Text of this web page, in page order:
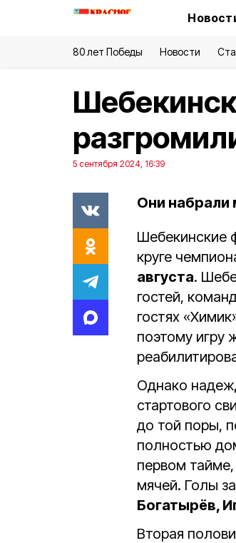
80 лет Победы Новости
5 сентября 2024, 16:39
Они набрали
Шебекинские
круге
августа.
гостей,
гостях
поэтому игру
Однако
стартового
до той поры,
полностью
первом тайме,
мячей. Голы
Богатырёв,
Вторая